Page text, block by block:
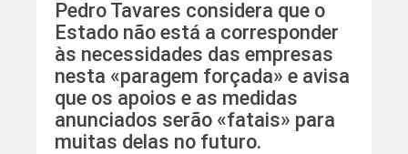
Pedro Tavares considera que o
Estado não está a corresponder
às necessidades das empresas
nesta «paragem forçada» e avisa
que os apoios e as medidas
anunciados serão «fatais» para
muitas delas no futuro.